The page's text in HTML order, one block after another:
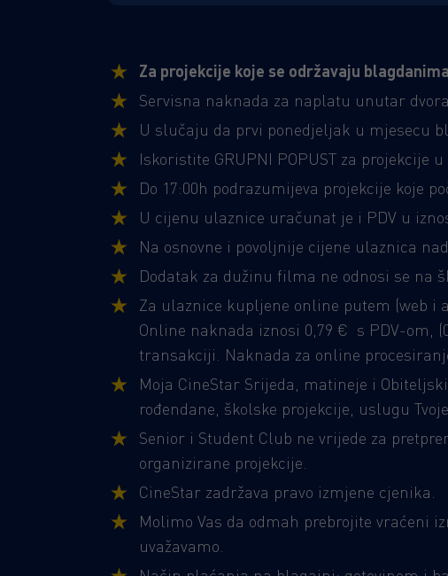
Za projekcije koje se održavaju
Servisna naknada za naplatu unutar
U slučaju da prvi ponedjeljak u mjesecu
​Iskoristite GRUPNI POPUST za projekcije
Do 17:00h podrazumijeva projekcije koje
U cijenu ulaznice uračunat je i PDV u
Na osnovne i povoljnije cijene ulaznica
Dodatak za dužinu filma ne odnosi se na
Za ulaznice kupljene online putem (web i
Online naknada iznosi 0,79 € s PDV-om,
transakciji. Naknada za online
Moja CineStar Srijeda, matineje i
rođendane, školske projekcije, uslugu
Senior i Student Club ne vrijede za
organizirane projekcije.​
​CineStar zadržava pravo izmjene cjenika.
Molimo Vas da odmah prebrojite vraćeni
uvažavamo.